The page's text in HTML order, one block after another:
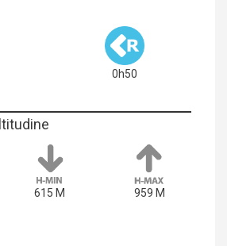
0h50
615 M 959 M